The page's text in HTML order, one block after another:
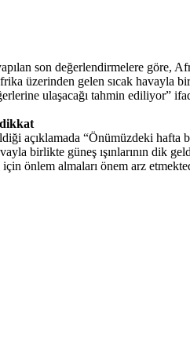
son değerlendirmelere göre,
üzerinden gelen sıcak havayla
ulaşacağı tahmin ediliyor”
dikkat
açıklamada “Önümüzdeki
birlikte güneş ışınlarının dik
önlem almaları önem arz